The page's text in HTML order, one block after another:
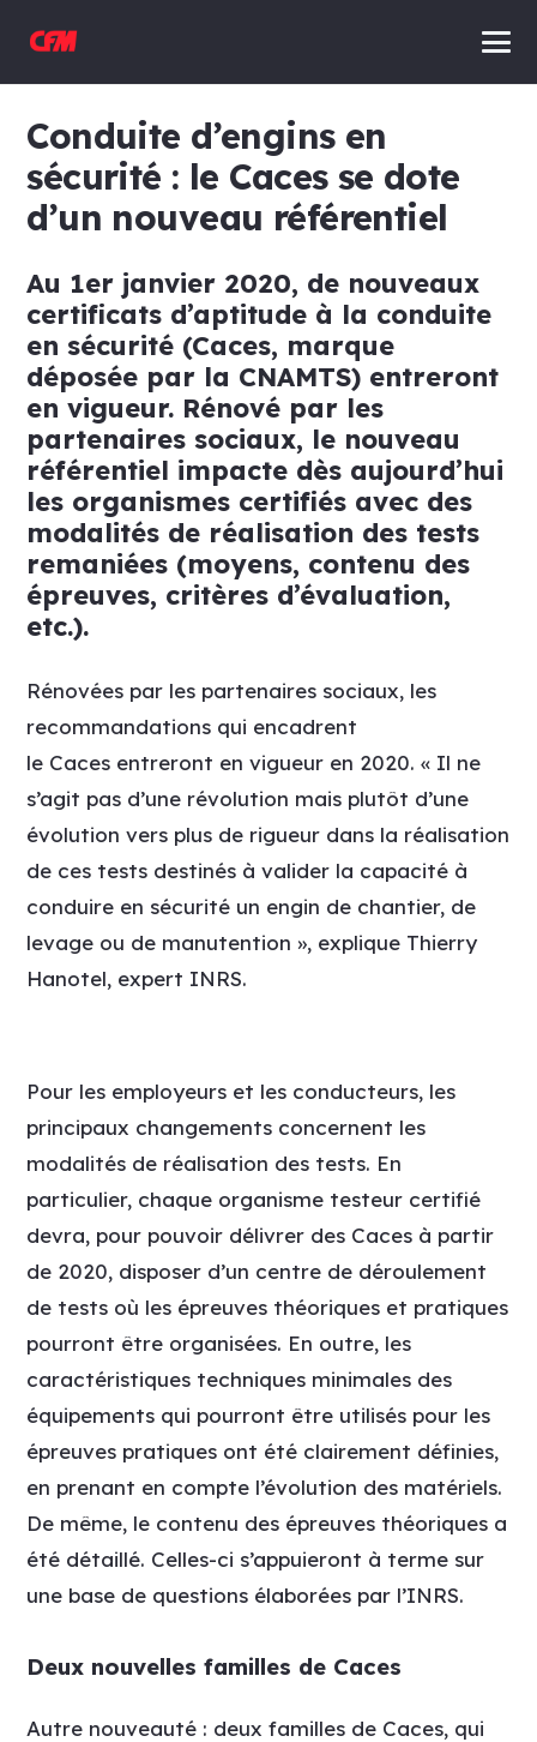
Conduite d’engins en
sécurité : le Caces se dote
d’un nouveau référentiel
Au 1er janvier 2020, de nouveaux
certificats d’aptitude à la conduite
en sécurité (Caces, marque
déposée par la CNAMTS) entreront
en vigueur. Rénové par les
partenaires sociaux, le nouveau
référentiel impacte dès aujourd’hui
les organismes certifiés avec des
modalités de réalisation des tests
remaniées (moyens, contenu des
épreuves, critères d’évaluation,
etc.).
Rénovées par les partenaires sociaux, les
recommandations qui encadrent
le Caces entreront en vigueur en 2020. « Il ne
s’agit pas d’une révolution mais plutôt d’une
évolution vers plus de rigueur dans la réalisation
de ces tests destinés à valider la capacité à
conduire en sécurité un engin de chantier, de
levage ou de manutention », explique Thierry
Hanotel, expert INRS.
Pour les employeurs et les conducteurs, les
principaux changements concernent les
modalités de réalisation des tests. En
particulier, chaque organisme testeur certifié
devra, pour pouvoir délivrer des Caces à partir
de 2020, disposer d’un centre de déroulement
de tests où les épreuves théoriques et pratiques
pourront être organisées. En outre, les
caractéristiques techniques minimales des
équipements qui pourront être utilisés pour les
épreuves pratiques ont été clairement définies,
en prenant en compte l’évolution des matériels.
De même, le contenu des épreuves théoriques a
été détaillé. Celles-ci s’appuieront à terme sur
une base de questions élaborées par l’INRS.
Deux nouvelles familles de Caces
Autre nouveauté : deux familles de Caces, qui